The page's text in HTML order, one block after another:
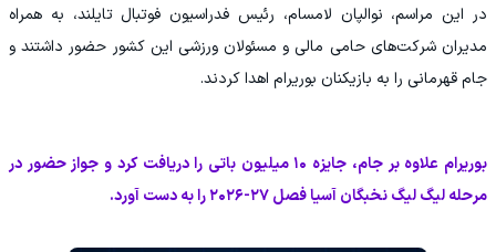
در این مراسم، نوالپان لامسام، رئیس فدراسیون فوتبال تایلند، به همراه
مدیران شرکت‌های حامی مالی و مسئولان ورزشی این کشور حضور داشتند و
جام قهرمانی را به بازیکنان بوریرام اهدا کردند.
بوریرام علاوه بر جام، جایزه ۱۰ میلیون باتی را دریافت کرد و جواز حضور در
مرحله لیگ لیگ نخبگان آسیا فصل ۲۷-۲۰۲۶ را به دست آورد.